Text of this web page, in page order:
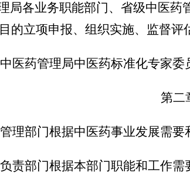
各业务职能部门、省级中医药
的立项申报、组织实施、监督评
医药管理局中医药标准化专家
第二
理部门根据中医药事业发展需要
责部门根据本部门职能和工作需